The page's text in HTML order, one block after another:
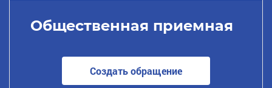
Общественная приемная
Создать обращение